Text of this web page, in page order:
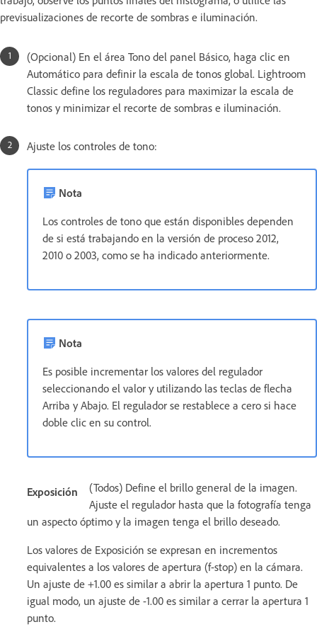
previsualizaciones de recorte de sombras e iluminación.
(Opcional) En el área Tono del panel Básico, haga clic en
Automático para definir la escala de tonos global. Lightroom
Classic define los reguladores para maximizar la escala de
tonos y minimizar el recorte de sombras e iluminación.
Ajuste los controles de tono:
Nota
Los controles de tono que están disponibles dependen
de si está trabajando en la versión de proceso 2012,
2010 o 2003, como se ha indicado anteriormente.
Nota
Es posible incrementar los valores del regulador
seleccionando el valor y utilizando las teclas de flecha
Arriba y Abajo. El regulador se restablece a cero si hace
doble clic en su control.
Exposición
(Todos) Define el brillo general de la imagen.
Ajuste el regulador hasta que la fotografía tenga
un aspecto óptimo y la imagen tenga el brillo deseado.
Los valores de Exposición se expresan en incrementos
equivalentes a los valores de apertura (f-stop) en la cámara.
Un ajuste de +1.00 es similar a abrir la apertura 1 punto. De
igual modo, un ajuste de -1.00 es similar a cerrar la apertura 1
punto.